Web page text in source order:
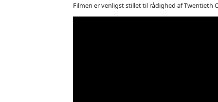
Filmen er venligst stillet til rådighed af Twentieth